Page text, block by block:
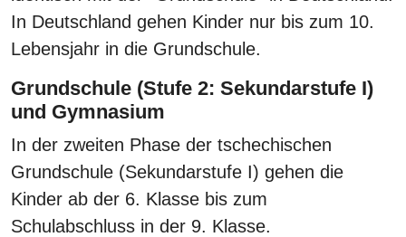
In Deutschland gehen Kinder nur bis zum 10.
Lebensjahr in die Grundschule.
Grundschule (Stufe 2: Sekundarstufe I)
und Gymnasium
In der zweiten Phase der tschechischen
Grundschule (Sekundarstufe I) gehen die
Kinder ab der 6. Klasse bis zum
Schulabschluss in der 9. Klasse.